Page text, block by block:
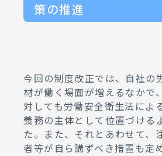
策の推進
今回の制度改正では、自社の
材が働く場面が増えるなかで
対しても労働安全衛生法によ
義務の主体として位置づける
た。また、それとあわせて、
者等が自ら講ずべき措置も定